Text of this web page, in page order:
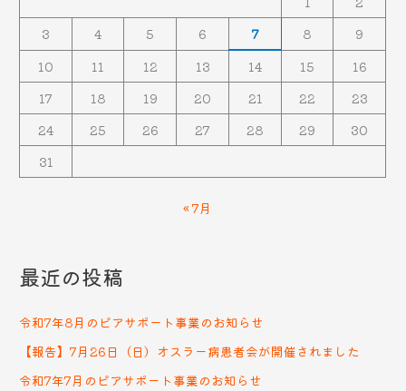
3
4 5 6 7 8
9
10
11 12 13 14 15
16
17
18 19 20 21 22
23
24
25 26 27 28 29
30
31
« 7月
最近の投稿
令和7年8月のピアサポート事業のお知らせ
【報告】7月26日（日）オスラー病患者会が開催されました
令和7年7月のピアサポート事業のお知らせ